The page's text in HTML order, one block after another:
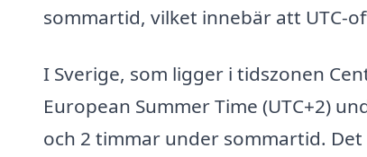
sommartid, vilket innebär att UTC-
I Sverige, som ligger i tidszonen
European Summer Time (UTC+2)
och 2 timmar under sommartid.